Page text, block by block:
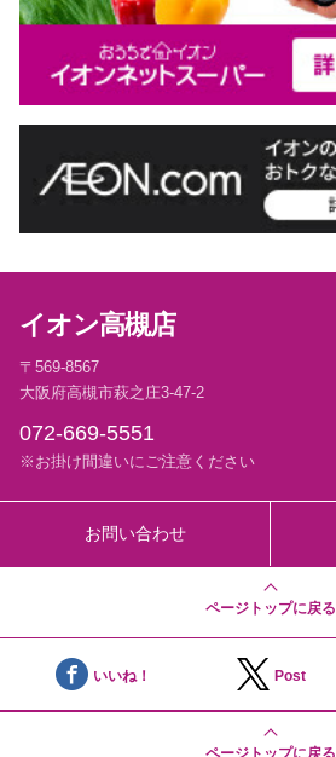
イオン高槻店
〒569-8567
大阪府高槻市萩之庄3-47-2
072-669-5551
※お掛け間違いにご注意ください
お問い合わせ
ページトップに戻る
いいね！ Post
ページトップに戻る